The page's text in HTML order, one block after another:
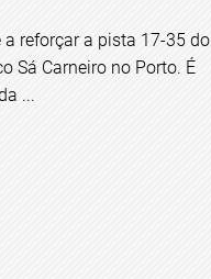
reforçar a pista 17-35 do
Sá Carneiro no Porto. É
...